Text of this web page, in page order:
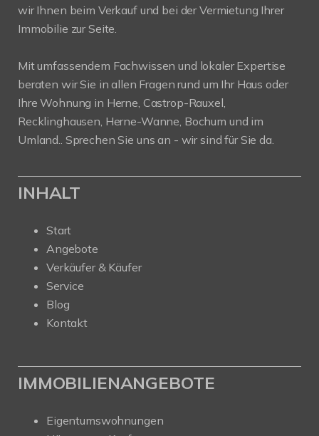
wir Ihnen beim Verkauf und bei der Vermietung Ihrer
Immobilie zur Seite.
Mit umfassendem Fachwissen und lokaler Expertise
beraten wir Sie in allen Fragen rund um Ihr Haus oder
Ihre Wohnung in Herne, Castrop-Rauxel,
Recklinghausen, Herne-Wanne, Bochum und im
Umland.. Sprechen Sie uns an - wir sind für Sie da.
INHALT
Start
Angebote
Verkäufer & Käufer
Service
Blog
Kontakt
IMMOBILIENANGEBOTE
Eigentumswohnungen